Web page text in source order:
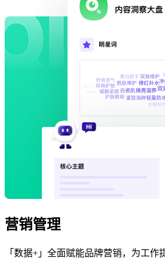
营销管理
「数据+」全面赋能品牌营销，为工作